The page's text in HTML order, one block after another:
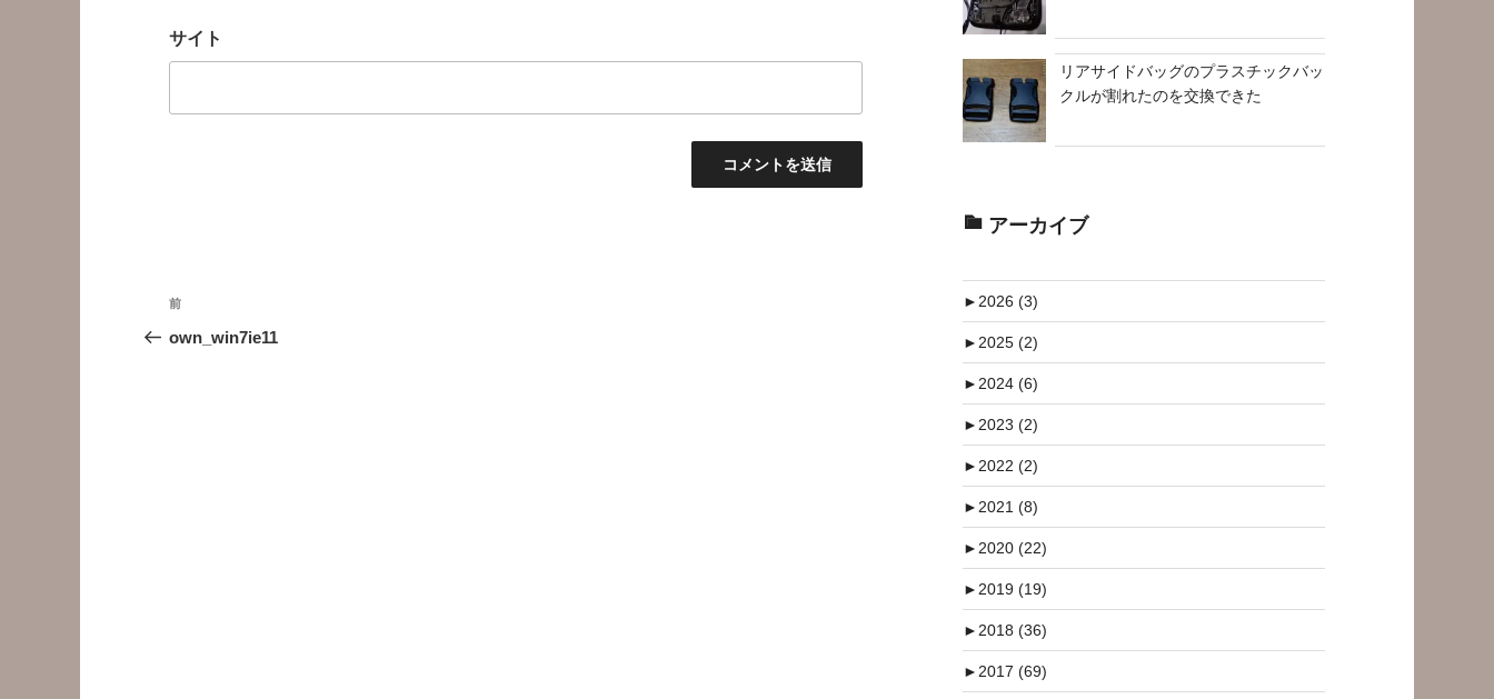
サイト
投
稿
前
の
前
own_win7ie11
リアサイドバッグのプラスチックバッ
クルが割れたのを交換できた
アーカイブ
►2026 (3)
►2025 (2)
►2024 (6)
►2023 (2)
►2022 (2)
►2021 (8)
►2020 (22)
►2019 (19)
►2018 (36)
►2017 (69)